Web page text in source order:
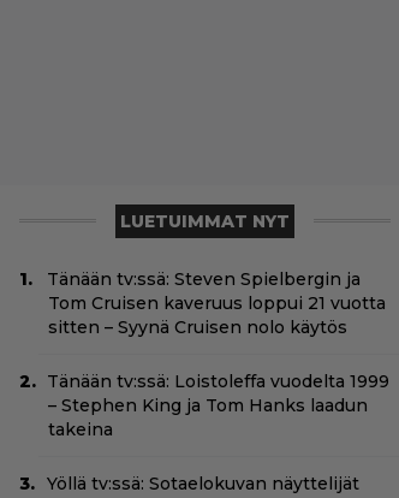
LUETUIMMAT NYT
Tänään tv:ssä: Steven Spielbergin ja
Tom Cruisen kaveruus loppui 21 vuotta
sitten – Syynä Cruisen nolo käytös
Tänään tv:ssä: Loistoleffa vuodelta 1999
– Stephen King ja Tom Hanks laadun
takeina
Yöllä tv:ssä: Sotaelokuvan näyttelijät